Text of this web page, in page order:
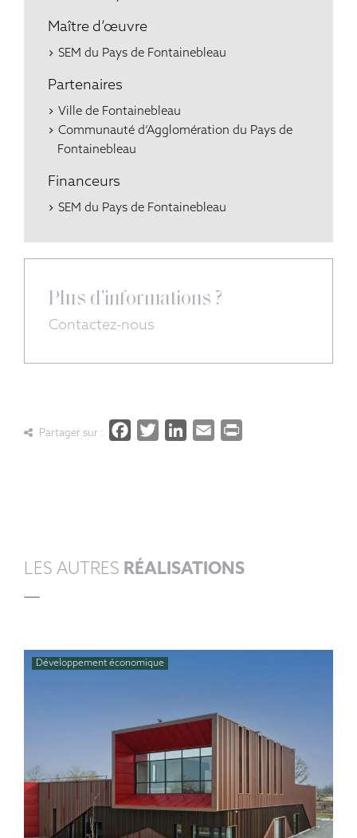
Maître d’œuvre
SEM du Pays de Fontainebleau
Partenaires
Ville de Fontainebleau
Communauté d’Agglomération du Pays de
Fontainebleau
Financeurs
SEM du Pays de Fontainebleau
Plus d'informations ?
Contactez-nous
Partager sur : Facebook
Twitter
LinkedIn
Email
LES AUTRES RÉALISATIONS
Développement économique